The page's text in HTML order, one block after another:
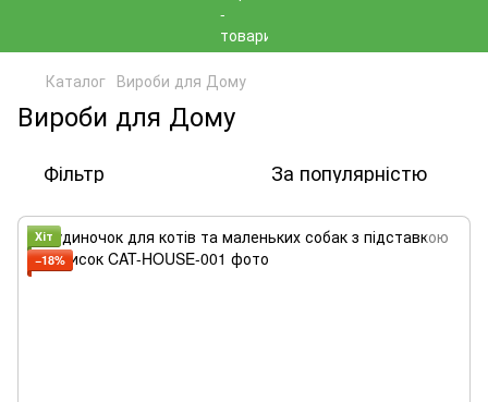
Каталог Вироби для Дому
Вироби для Дому
Фільтр За популярністю
Хіт
−18%